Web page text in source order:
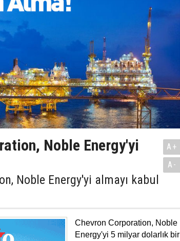
Noble Energy'yi
Noble Energy'yi almayı kabul
A+
A-
Chevron Corporation, Noble
Energy'yi 5 milyar dolarlık bir